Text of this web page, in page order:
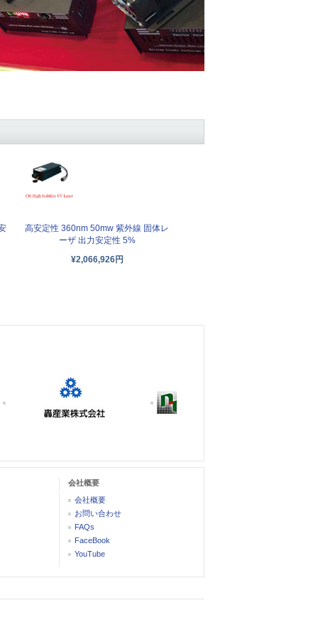
高安定性 360nm 50mw 紫外線 固体レ
ーザ 出力安定性 5%
¥2,066,926円
会社概要
会社概要
お問い合わせ
FAQs
FaceBook
YouTube